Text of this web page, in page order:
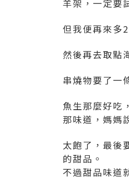
羊架，一定要
但我便再來多
然後再去取點
串燒物要了一
魚生那麼好吃
那味道，媽媽
太飽了，最後
的甜品。
不過甜品味道